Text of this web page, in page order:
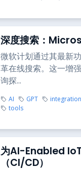
深度搜索：
微软计划通过其最新
革在线搜索。这一增
询探...
AI GPT integration
tools
为AI-Enabled
（CI/CD）